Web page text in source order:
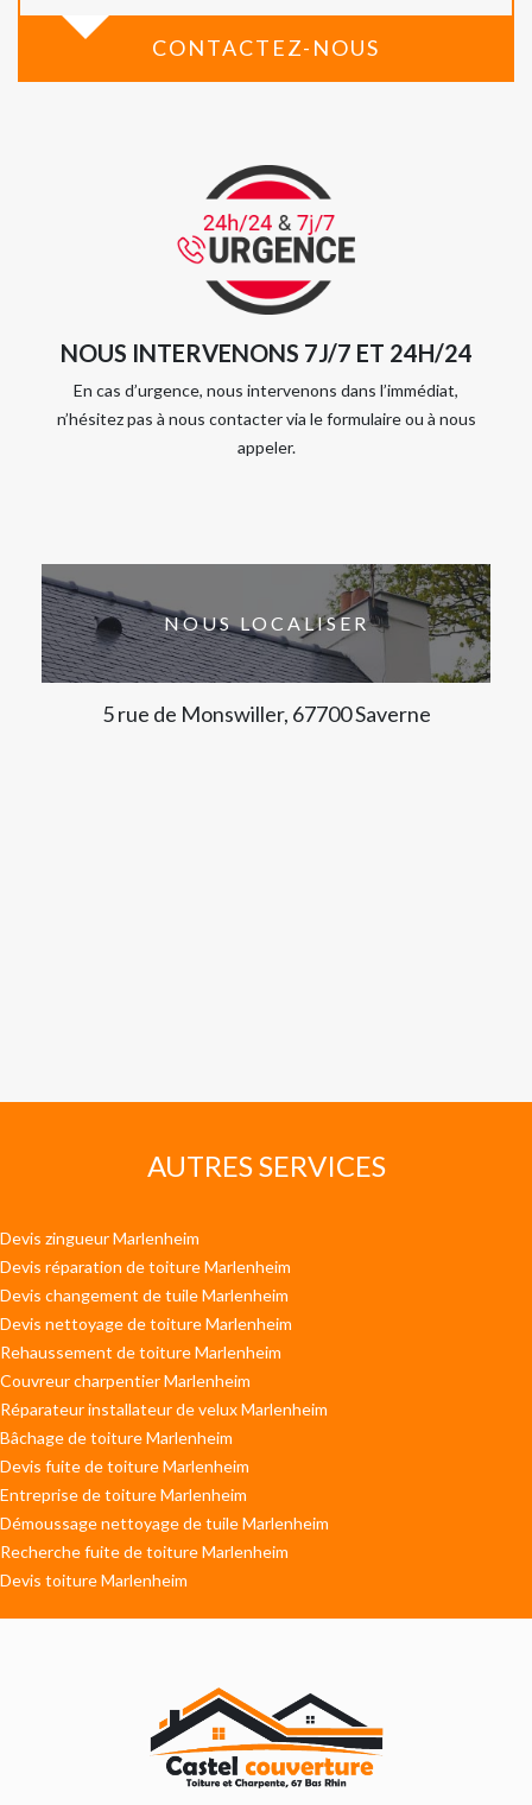
CONTACTEZ-NOUS
NOUS INTERVENONS 7J/7 ET 24H/24
En cas d’urgence, nous intervenons dans l’immédiat,
n’hésitez pas à nous contacter via le formulaire ou à nous
appeler.
NOUS LOCALISER
5 rue de Monswiller, 67700 Saverne
AUTRES SERVICES
Devis zingueur Marlenheim
Devis réparation de toiture Marlenheim
Devis changement de tuile Marlenheim
Devis nettoyage de toiture Marlenheim
Rehaussement de toiture Marlenheim
Couvreur charpentier Marlenheim
Réparateur installateur de velux Marlenheim
Bâchage de toiture Marlenheim
Devis fuite de toiture Marlenheim
Entreprise de toiture Marlenheim
Démoussage nettoyage de tuile Marlenheim
Recherche fuite de toiture Marlenheim
Devis toiture Marlenheim